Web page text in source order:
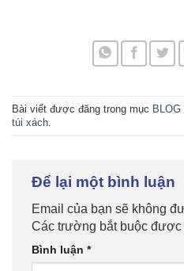
Bài viết được đăng trong mục BLOG
túi xách
Để lại một bình luận
Email của bạn sẽ không
Các trường bắt buộc được
Bình luận *